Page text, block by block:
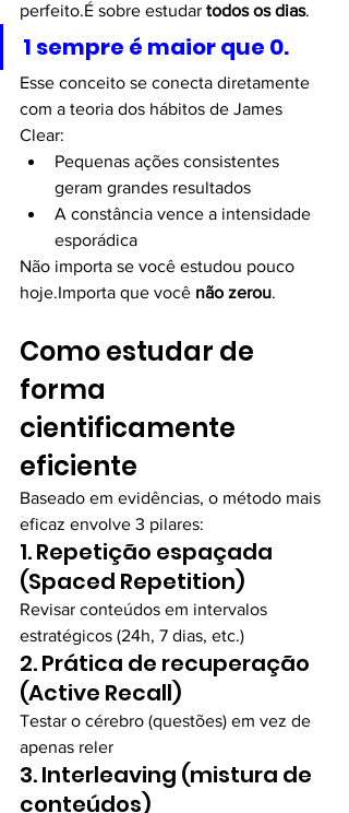
perfeito.É sobre estudar todos os dias.
1 sempre é maior que 0.
Esse conceito se conecta diretamente
com a teoria dos hábitos de James
Clear:
Pequenas ações consistentes
geram grandes resultados
A constância vence a intensidade
esporádica
Não importa se você estudou pouco
hoje.Importa que você não zerou.
Como estudar de
forma
cientificamente
eficiente
Baseado em evidências, o método mais
eficaz envolve 3 pilares:
1. Repetição espaçada
(Spaced Repetition)
Revisar conteúdos em intervalos
estratégicos (24h, 7 dias, etc.)
2. Prática de recuperação
(Active Recall)
Testar o cérebro (questões) em vez de
apenas reler
3. Interleaving (mistura de
conteúdos)